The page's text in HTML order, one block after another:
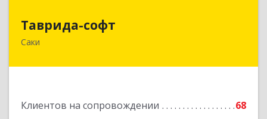
Таврида-софт
Саки
Клиентов на сопровождении
68
Подробнее